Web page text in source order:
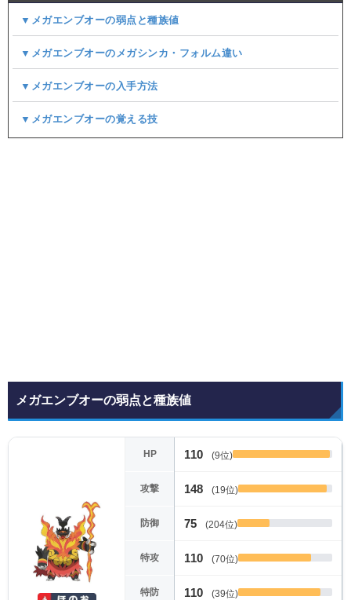
▼メガエンブオーの弱点と種族値
▼メガエンブオーのメガシンカ・フォルム違い
▼メガエンブオーの入手方法
▼メガエンブオーの覚える技
メガエンブオーの弱点と種族値
HP 110 (9位)
攻撃 148 (19位)
防御 75 (204位)
特攻 110 (70位)
特防 110 (39位)